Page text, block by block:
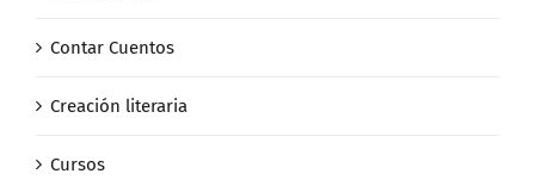
Contar Cuentos
Creación literaria
Cursos